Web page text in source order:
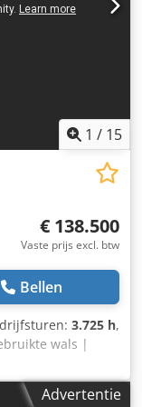
1 / 15
€ 138.500
Vaste prijs excl. btw
Bellen
3.725 h,
wals |
mogelijk naar uw
om de
EUR 138.500 of
Advertentie